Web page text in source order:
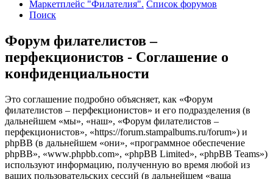
Маркетплейс "Филателия". Список форумов
Поиск
Форум филателистов –
перфекционистов - Соглашение о
конфиденциальности
Это соглашение подробно объясняет, как «Форум
филателистов – перфекционистов» и его подразделения (в
дальнейшем «мы», «наш», «Форум филателистов –
перфекционистов», «https://forum.stampalbums.ru/forum») и
phpBB (в дальнейшем «они», «программное обеспечение
phpBB», «www.phpbb.com», «phpBB Limited», «phpBB Teams»)
используют информацию, полученную во время любой из
ваших пользовательских сессий (в дальнейшем «ваша